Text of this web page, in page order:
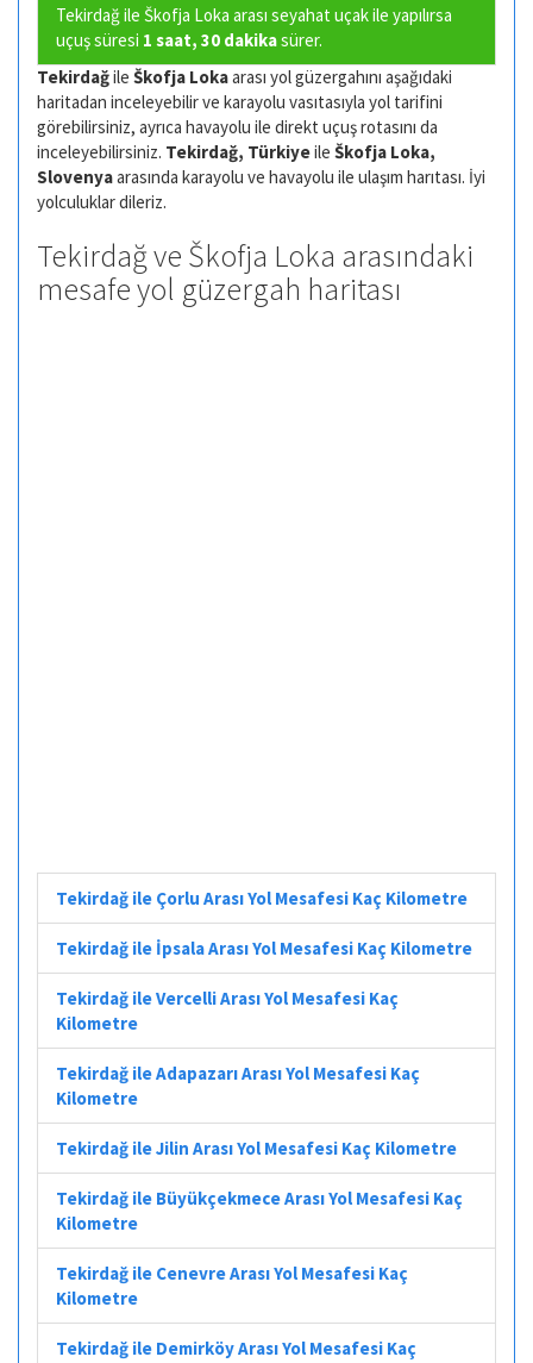
Tekirdağ ile Škofja Loka arası seyahat uçak ile yapılırsa
uçuş süresi 1 saat, 30 dakikasürer.
Tekirdağile Škofja Lokaarası yol güzergahını aşağıdaki
haritadan inceleyebilir ve karayolu vasıtasıyla yol tarifini
görebilirsiniz, ayrıca havayolu ile direkt uçuş rotasını da
inceleyebilirsiniz. Tekirdağ, Türkiyeile Škofja Loka,
Slovenyaarasında karayolu ve havayolu ile ulaşım harıtası. İyi
yolculuklar dileriz.
Tekirdağ ve Škofja Loka arasındaki
mesafe yol güzergah haritası
Tekirdağ ile Çorlu Arası Yol Mesafesi Kaç Kilometre
Tekirdağ ile İpsala Arası Yol Mesafesi Kaç Kilometre
Tekirdağ ile Vercelli Arası Yol Mesafesi Kaç
Kilometre
Tekirdağ ile Adapazarı Arası Yol Mesafesi Kaç
Kilometre
Tekirdağ ile Jilin Arası Yol Mesafesi Kaç Kilometre
Tekirdağ ile Büyükçekmece Arası Yol Mesafesi Kaç
Kilometre
Tekirdağ ile Cenevre Arası Yol Mesafesi Kaç
Kilometre
Tekirdağ ile Demirköy Arası Yol Mesafesi Kaç